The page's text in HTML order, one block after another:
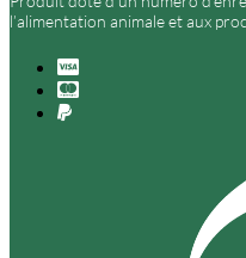
l’alimentation animale et aux